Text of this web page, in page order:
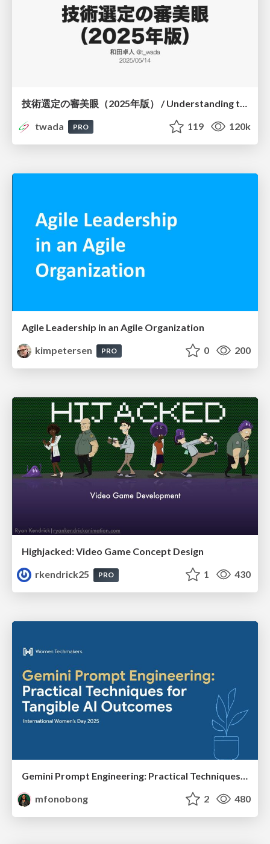
twada
PRO 119 120k
Agile Leadership in an Agile Organization
kimpetersen
PRO 0 200
Highjacked: Video Game Concept Design
rkendrick25
PRO 1 430
Gemini Prompt Engineering: Practical Techniques for Tangible AI Outcomes
mfonobong
2 480